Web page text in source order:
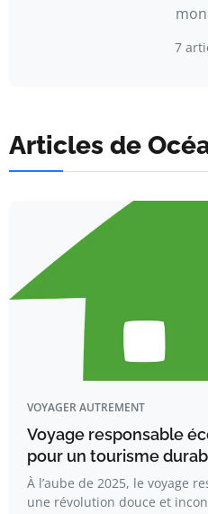
7
Articles de
VOYAGER AUTREMENT
Voyage responsable
pour un tourisme
À l’aube de 2025, le voyage
une révolution douce et